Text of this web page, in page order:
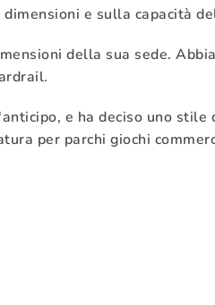
e sulla capacità
della sua sede.
e ha deciso uno stile
per parchi giochi